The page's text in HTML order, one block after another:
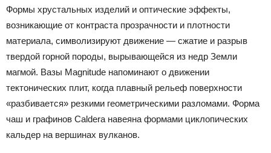
Формы хрустальных изделий и оптические эффекты,
возникающие от контраста прозрачности и плотности
материала, символизируют движение — сжатие и разрыв
твердой горной породы, вырывающейся из недр Земли
магмой. Вазы Magnitude напоминают о движении
тектонических плит, когда плавный рельеф поверхности
«разбивается» резкими геометрическими разломами. Форма
чаш и графинов Caldera навеяна формами циклопических
кальдер на вершинах вулканов.